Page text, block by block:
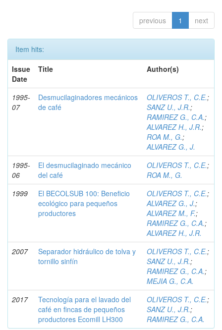
previous 1 next
Item hits:
Issue
Date
Title Author(s)
1995-
07
Desmucilaginadores mecánicos
de café
OLIVEROS T., C.E.;
SANZ U., J.R.;
RAMIREZ G., C.A.;
ALVAREZ H., J.R.;
ROA M., G.;
ALVAREZ G., J.
1995-
06
El desmucilaginado mecánico
del café
OLIVEROS T., C.E.;
ROA M., G.
1999
El BECOLSUB 100: Beneficio
ecológico para pequeños
productores
OLIVEROS T., C.E.;
ALVAREZ G., J.;
ALVAREZ M., F.;
RAMIREZ G., C.A.;
ALVAREZ H., J.R.
2007
Separador hidráulico de tolva y
tornillo sinfín
OLIVEROS T., C.E.;
SANZ U., J.R.;
RAMIREZ G., C.A.;
MEJIA G., C.A.
2017
Tecnología para el lavado del
café en fincas de pequeños
productores Ecomill LH300
OLIVEROS T., C.E.;
SANZ U., J.R.;
RAMIREZ G., C.A.